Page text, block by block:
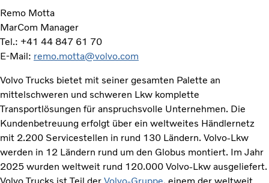
Remo Motta
MarCom Manager
Tel.: +41 44 847 61 70
E-Mail: remo.motta@volvo.com
Volvo Trucks bietet mit seiner gesamten Palette an
mittelschweren und schweren Lkw komplette
Transportlösungen für anspruchsvolle Unternehmen. Die
Kundenbetreuung erfolgt über ein weltweites Händlernetz
mit 2.200 Servicestellen in rund 130 Ländern. Volvo-Lkw
werden in 12 Ländern rund um den Globus montiert. Im Jahr
2025 wurden weltweit rund 120.000 Volvo-Lkw ausgeliefert.